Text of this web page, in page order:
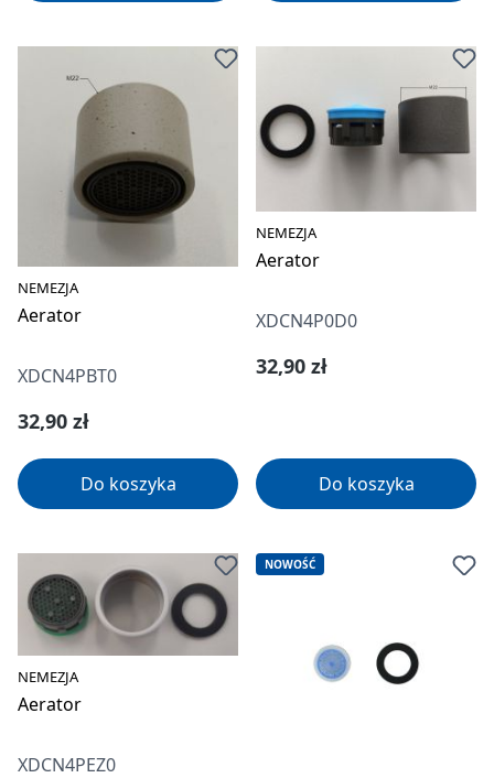
NEMEZJA
Aerator
XDCN4PBT0
Cena regularna:
32,90 zł
Do koszyka
NEMEZJA
Aerator
XDCN4P0D0
Cena regularna:
32,90 zł
Do koszyka
NEMEZJA
Aerator
XDCN4PEZ0
NOWOŚĆ